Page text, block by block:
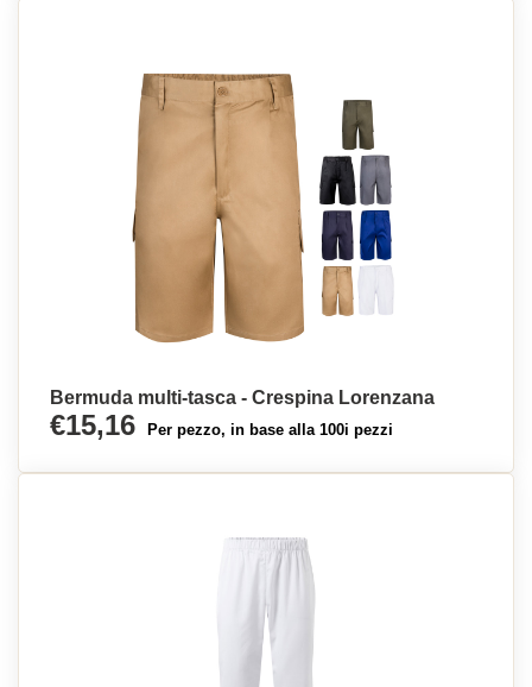
Bermuda multi-tasca - Crespina Lorenzana
€15,16 Per pezzo, in base alla 100i pezzi